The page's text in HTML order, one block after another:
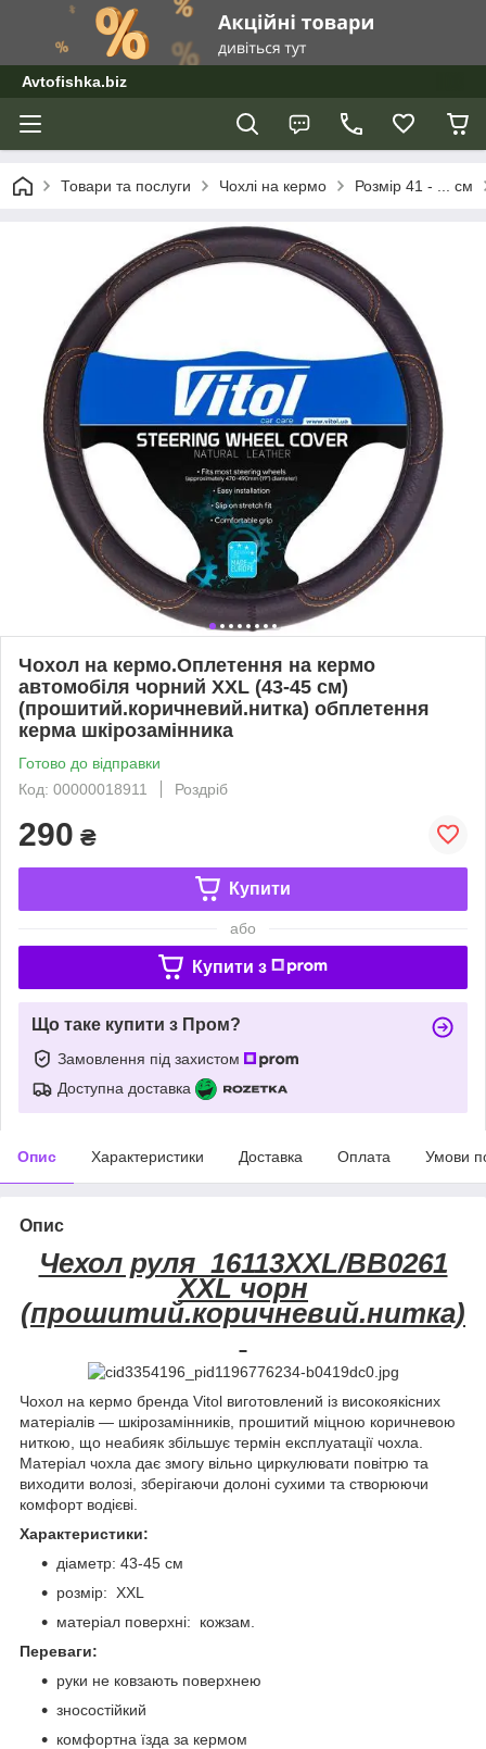
Avtofishka.biz
Товари та послуги Чохлі на кермо Розмір 41 - ... см
Чохол на кермо.Оплетення на кермо
автомобіля чорний XXL (43-45 см)
(прошитий.коричневий.нитка) обплетення
керма шкірозамінника
Готово до відправки
Код: 00000018911
Роздріб
290 ₴
Купити
або
Купити з
Що таке купити з Пром?
Замовлення під захистом
Доступна доставка
Опис Характеристики Доставка Оплата Умови
Опис
Чехол руля 16113XXL/BB0261
XXL чорн
(прошитий.коричневий.нитка)
Чохол на кермо бренда Vitol виготовлений із високоякісних
матеріалів — шкірозамінників, прошитий міцною коричневою
ниткою, що неабияк збільшує термін експлуатації чохла.
Матеріал чохла дає змогу вільно циркулювати повітрю та
виходити волозі, зберігаючи долоні сухими та створюючи
комфорт водієві.
Характеристики:
діаметр: 43-45 см
розмір: XXL
матеріал поверхні: кожзам.
Переваги:
руки не ковзають поверхнею
зносостійкий
комфортна їзда за кермом